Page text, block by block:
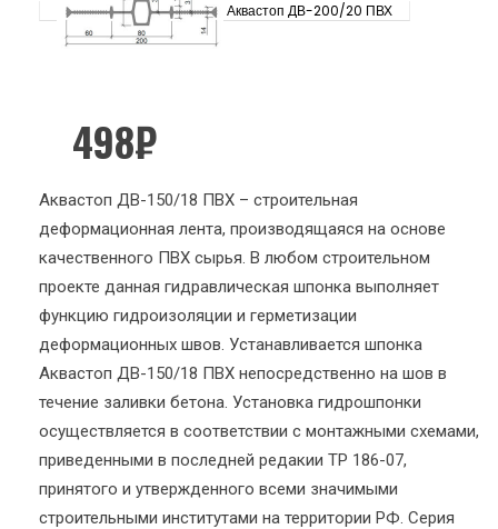
Аквастоп ДВ-200/20 ПВХ
498₽
Аквастоп ДВ-150/18 ПВХ – строительная
деформационная лента, производящаяся на основе
качественного ПВХ сырья. В любом строительном
проекте данная гидравлическая шпонка выполняет
функцию гидроизоляции и герметизации
деформационных швов. Устанавливается шпонка
Аквастоп ДВ-150/18 ПВХ непосредственно на шов в
течение заливки бетона. Установка гидрошпонки
осуществляется в соответствии с монтажными схемами,
приведенными в последней редакии ТР 186-07,
принятого и утвержденного всеми значимыми
строительными институтами на территории РФ. Серия